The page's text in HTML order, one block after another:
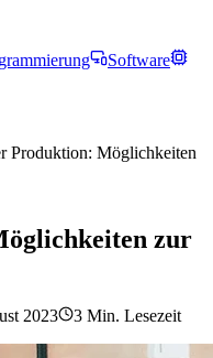
Software
Produktion: Möglichkeiten
zur
2023 3 Min. Lesezeit